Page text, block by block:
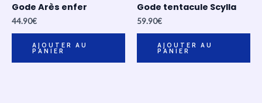
Gode Arès enfer
44.90€
AJOUTER AU
PANIER
Gode tentacule Scylla
59.90€
AJOUTER AU
PANIER